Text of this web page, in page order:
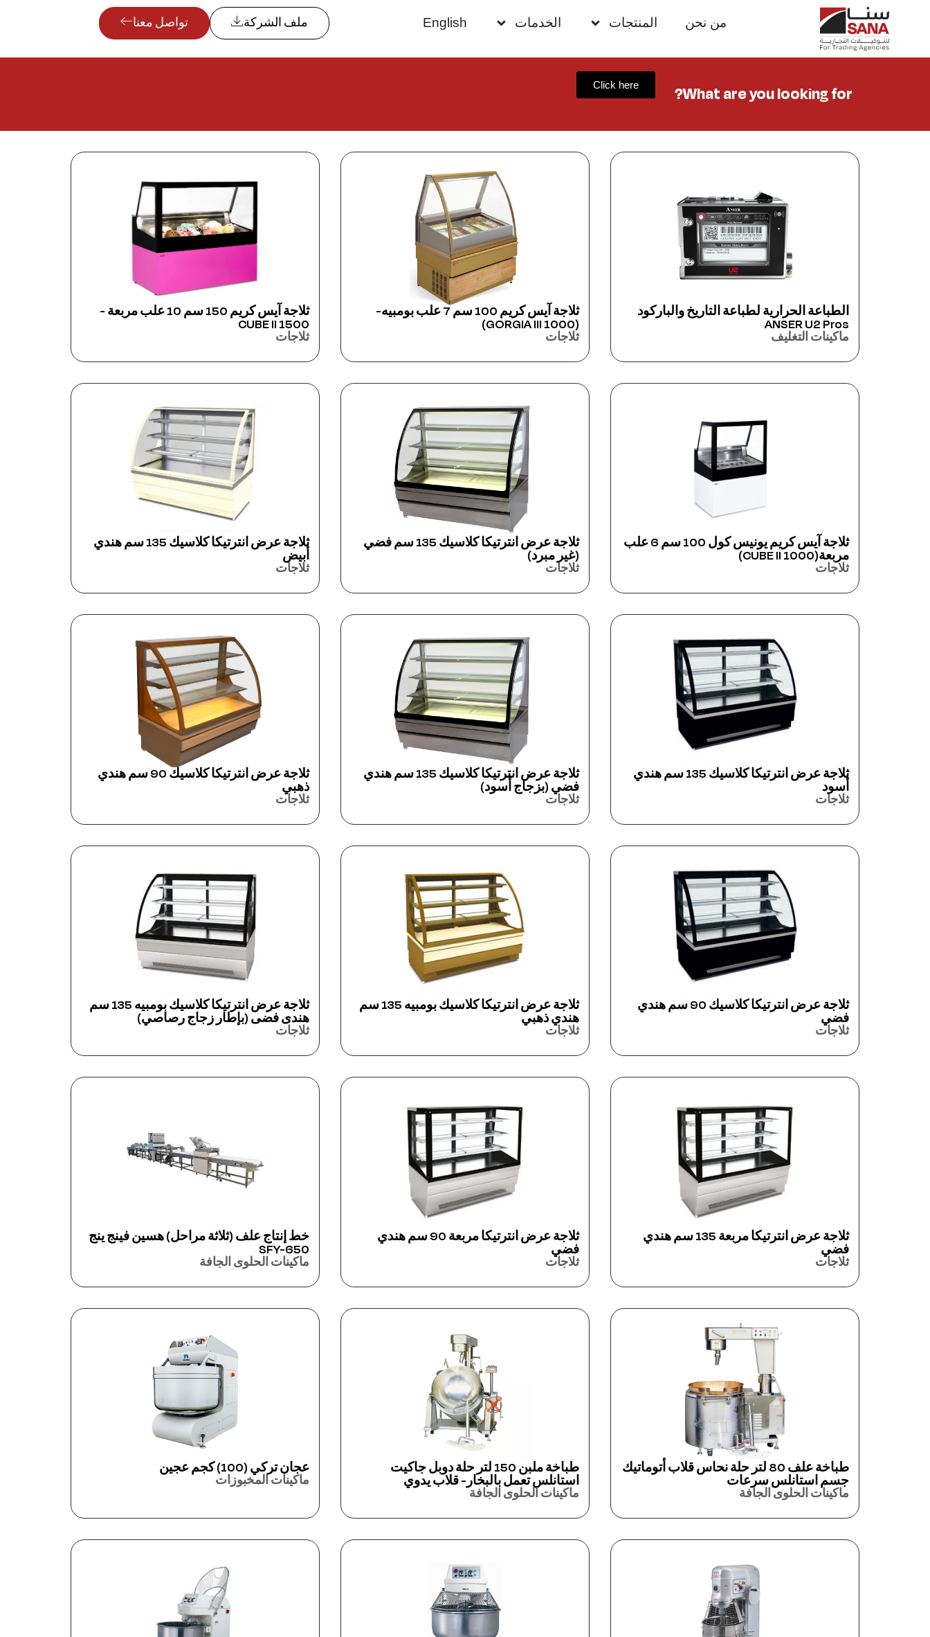
من نحن المنتجات الخدمات English ملف الشركة تواصل معنا
What are you looking for?
Click here
الطباعة الحرارية لطباعة التاريخ والباركود
ANSER U2 Pros
ماكينات التغليف
ثلاجة آيس كريم 100 سم 7 علب بومبيه-
(GORGIA III 1000)
ثلاجات
ثلاجة آيس كريم 150 سم 10 علب مربعة -
CUBE II 1500
ثلاجات
ثلاجة آيس كريم يونيس كول 100 سم 6 علب
مربعة(CUBE II 1000)
ثلاجات
ثلاجة عرض انترتيكا كلاسيك 135 سم فضي
(غير مبرد)
ثلاجات
ثلاجة عرض انترتيكا كلاسيك 135 سم هندي
أبيض
ثلاجات
ثلاجة عرض انترتيكا كلاسيك 135 سم هندي
أسود
ثلاجات
ثلاجة عرض انترتيكا كلاسيك 135 سم هندي
فضي (بزجاج أسود)
ثلاجات
ثلاجة عرض انترتيكا كلاسيك 90 سم هندي
ذهبي
ثلاجات
ثلاجة عرض انترتيكا كلاسيك 90 سم هندي
فضي
ثلاجات
ثلاجة عرض انترتيكا كلاسيك بومبيه 135 سم
هندي ذهبي
ثلاجات
ثلاجة عرض انترتيكا كلاسيك بومبيه 135 سم
هندى فضى (بإطار زجاج رصاصي)
ثلاجات
ثلاجة عرض انترتيكا مربعة 135 سم هندي
فضي
ثلاجات
ثلاجة عرض انترتيكا مربعة 90 سم هندي
فضي
ثلاجات
خط إنتاج علف (ثلاثة مراحل) هسين فينج ينج
SFY-650
ماكينات الحلوى الجافة
طباخة علف 80 لتر حلة نحاس قلاب أتوماتيك
جسم استانلس سرعات
ماكينات الحلوى الجافة
طباخة ملبن 150 لتر حلة دوبل جاكيت
استانلس تعمل بالبخار- قلاب يدوي
ماكينات الحلوى الجافة
عجان تركي (100) كجم عجين
ماكينات المخبوزات